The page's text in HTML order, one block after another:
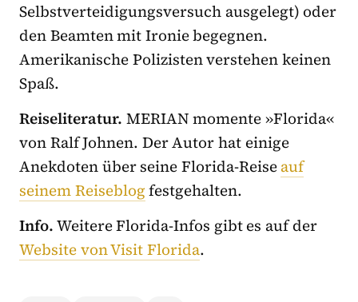
Selbstverteidigungsversuch ausgelegt) oder
den Beamten mit Ironie begegnen.
Amerikanische Polizisten verstehen keinen
Spaß.
Reiseliteratur. MERIAN momente »Florida«
von Ralf Johnen. Der Autor hat einige
Anekdoten über seine Florida-Reiseauf
seinem Reiseblogfestgehalten.
Info.Weitere Florida-Infos gibt es auf der
Website von Visit Florida.